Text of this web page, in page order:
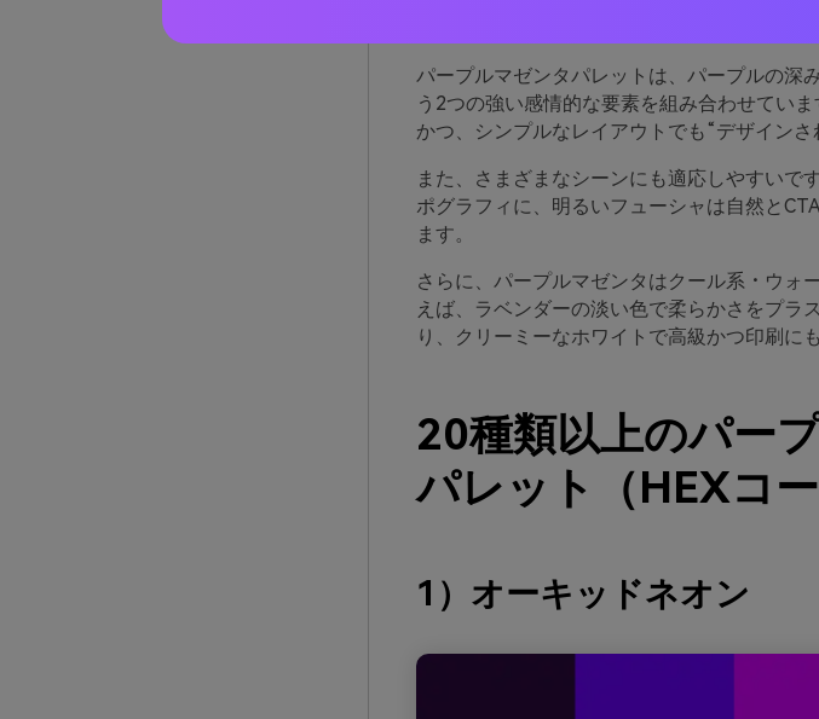
パープルマゼンタパレットは、パープルの深
う2つの強い感情的な要素を組み合わせてい
かつ、シンプルなレイアウトでも“デザイン
また、さまざまなシーンにも適応しやすいで
ポグラフィに、明るいフューシャは自然と
ます。
さらに、パープルマゼンタはクール系・ウォ
えば、ラベンダーの淡い色で柔らかさをプラ
り、クリーミーなホワイトで高級かつ印刷に
20種類以上のパー
パレット（HEXコー
1）オーキッドネオン